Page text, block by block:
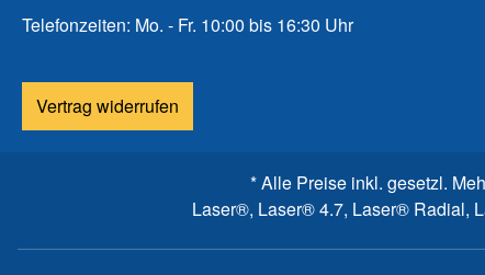
Telefonzeiten: Mo. - Fr. 10:00 bis 16:30 Uhr
Vertrag widerrufen
* Alle Preise inkl. gesetzl.
Laser®, Laser® 4.7, Laser® Radial,